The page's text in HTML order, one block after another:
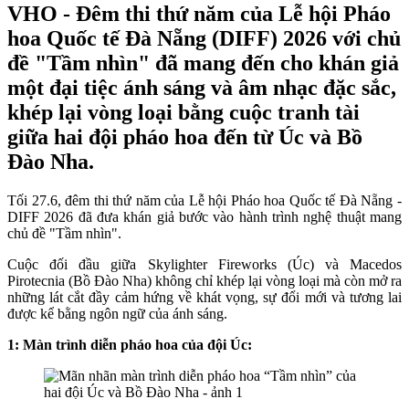
VHO - Đêm thi thứ năm của Lễ hội Pháo
hoa Quốc tế Đà Nẵng (DIFF) 2026 với chủ
đề "Tầm nhìn" đã mang đến cho khán giả
một đại tiệc ánh sáng và âm nhạc đặc sắc,
khép lại vòng loại bằng cuộc tranh tài
giữa hai đội pháo hoa đến từ Úc và Bồ
Đào Nha.
Tối 27.6, đêm thi thứ năm của Lễ hội Pháo hoa Quốc tế Đà Nẵng -
DIFF 2026 đã đưa khán giả bước vào hành trình nghệ thuật mang
chủ đề "Tầm nhìn".
Cuộc đối đầu giữa Skylighter Fireworks (Úc) và Macedos
Pirotecnia (Bồ Đào Nha) không chỉ khép lại vòng loại mà còn mở ra
những lát cắt đầy cảm hứng về khát vọng, sự đổi mới và tương lai
được kể bằng ngôn ngữ của ánh sáng.
1: Màn trình diễn pháo hoa của đội Úc: